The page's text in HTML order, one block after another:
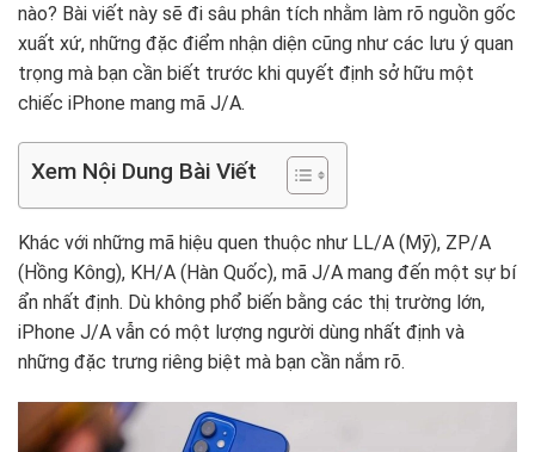
nào? Bài viết này sẽ đi sâu phân tích nhằm làm rõ nguồn gốc
xuất xứ, những đặc điểm nhận diện cũng như các lưu ý quan
trọng mà bạn cần biết trước khi quyết định sở hữu một
chiếc iPhone mang mã J/A.
Xem Nội Dung Bài Viết
Khác với những mã hiệu quen thuộc như LL/A (Mỹ), ZP/A
(Hồng Kông), KH/A (Hàn Quốc), mã J/A mang đến một sự bí
ẩn nhất định. Dù không phổ biến bằng các thị trường lớn,
iPhone J/A vẫn có một lượng người dùng nhất định và
những đặc trưng riêng biệt mà bạn cần nắm rõ.